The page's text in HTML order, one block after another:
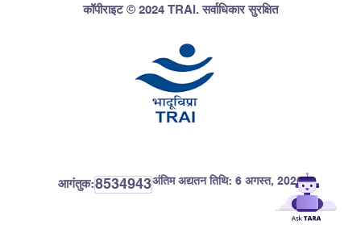
कॉपीराइट © 2024 TRAI. सर्वाधिकार सुरक्षित
आगंतुक:8534943अंतिम अद्यतन तिथि: 6 अगस्त, 2026